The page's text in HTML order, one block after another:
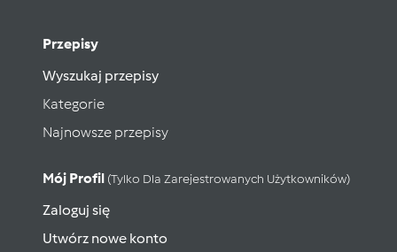
Przepisy
Wyszukaj przepisy
Kategorie
Najnowsze przepisy
Mój Profil (tylko Dla Zarejestrowanych Użytkowników)
Zaloguj się
Utwórz nowe konto